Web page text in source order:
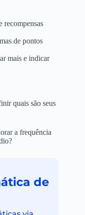
recompensas
de pontos
mais e indicar
quais são seus
a frequência
de